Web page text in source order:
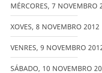
MÉRCORES, 7 NOVEMBRO
XOVES, 8 NOVEMBRO 2012
VENRES, 9 NOVEMBRO
SÁBADO, 10 NOVEMBRO